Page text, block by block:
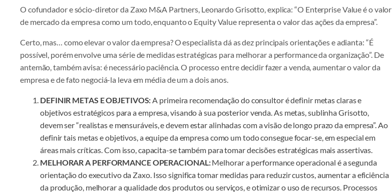
O cofundador e sócio-diretor da Zaxo M&A Partners, Leonardo Grisotto, explica: “O Enterprise Value é o valor
de mercado da empresa como um todo, enquanto o Equity Value representa o valor das ações da empresa”.
Certo, mas… como elevar o valor da empresa? O especialista dá as dez principais orientações e adianta: “É
possível, porém envolve uma série de medidas estratégicas para melhorar a performance da organização”. De
antemão, também avisa: é necessário paciência. O processo entre decidir fazer a venda, aumentar o valor da
empresa e de fato negociá-la leva em média de um a dois anos.
DEFINIR METAS E OBJETIVOS:A primeira recomendação do consultor é definir metas claras e
objetivos estratégicos para a empresa, visando à sua posterior venda. As metas, sublinha Grisotto,
devem ser “realistas e mensuráveis, e devem estar alinhadas com a visão de longo prazo da empresa”. Ao
definir tais metas e objetivos, a equipe da empresa como um todo consegue focar-se, em especial em
áreas mais críticas. Com isso, capacita-se também para tomar decisões estratégicas mais assertivas.
MELHORAR A PERFORMANCE OPERACIONAL:Melhorar a performance operacional é a segunda
orientação do executivo da Zaxo. Isso significa tomar medidas para reduzir custos, aumentar a eficiência
da produção, melhorar a qualidade dos produtos ou serviços, e otimizar o uso de recursos. Processos